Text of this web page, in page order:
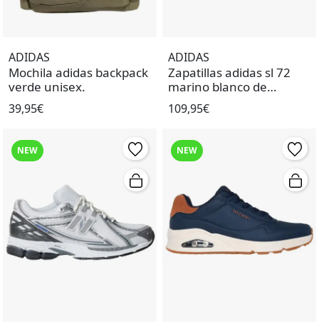
ADIDAS
Mochila adidas backpack
verde unisex.
39,95€
ADIDAS
Zapatillas adidas sl 72
marino blanco de
hombre.
109,95€
NEW NEW